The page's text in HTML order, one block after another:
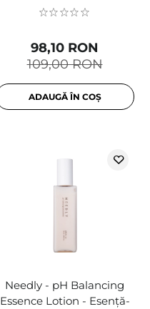
109,00 RON
98,10 RON
ADAUGĂ ÎN COȘ
Needly - pH Balancing
Essence Lotion - Esență-